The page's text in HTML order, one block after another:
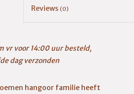
Reviews (0)
vr voor 14:00 uur besteld,
dag verzonden
hangoor familie heeft